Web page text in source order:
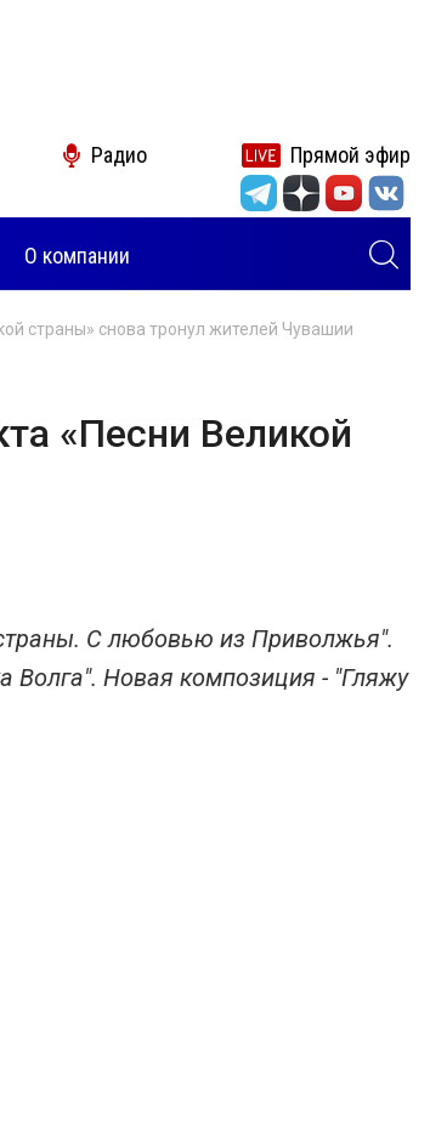
Радио Прямой эфир
О компании
страны» снова тронул жителей Чувашии
«Песни Великой
С любовью из Приволжья".
Волга". Новая композиция - "Гляжу